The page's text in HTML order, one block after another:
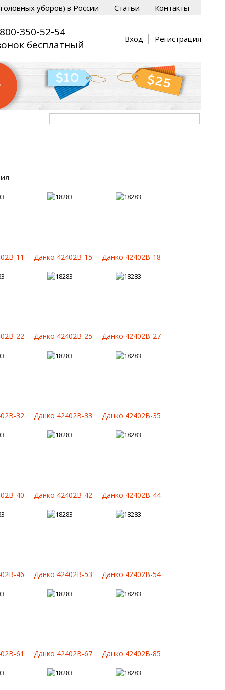
уборов) в России Статьи Контакты
350-52-54
бесплатный
Вход Регистрация
11 Данко 42402B-15 Данко 42402B-18
22 Данко 42402B-25 Данко 42402B-27
32 Данко 42402B-33 Данко 42402B-35
40 Данко 42402B-42 Данко 42402B-44
46 Данко 42402B-53 Данко 42402B-54
61 Данко 42402B-67 Данко 42402B-85